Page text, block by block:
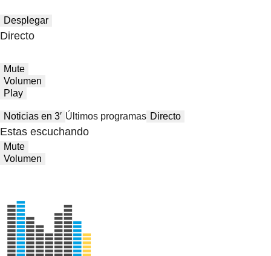
Desplegar
Directo
Mute
Volumen
Play
Noticias en 3′ Últimos programas Directo
Estas escuchando
Mute
Volumen